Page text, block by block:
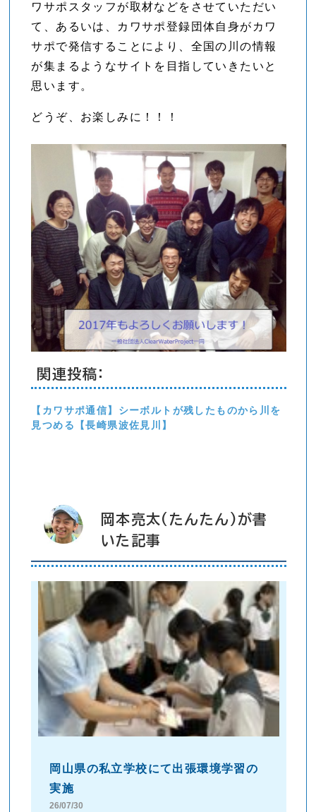
ワサポスタッフが取材などをさせていただい
て、あるいは、カワサポ登録団体自身がカワ
サポで発信することにより、全国の川の情報
が集まるようなサイトを目指していきたいと
思います。
どうぞ、お楽しみに！！！
関連投稿:
【カワサポ通信】シーボルトが残したものから川を
見つめる【長崎県波佐見川】
岡本亮太(たんたん)が書
いた記事
岡山県の私立学校にて出張環境学習の
実施
26/07/30